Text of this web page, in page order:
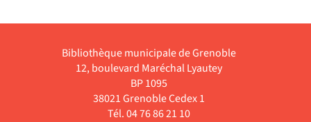
corps sous la forme d'une
Livre
Bibliothèque municipale de Grenoble
12, boulevard Maréchal Lyautey
BP 1095
38021 Grenoble Cedex 1
Tél. 04 76 86 21 10